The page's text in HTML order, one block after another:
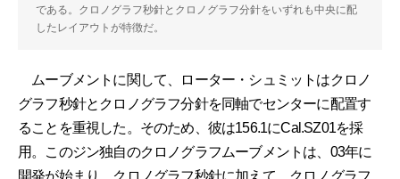
である。クロノグラフ秒針とクロノグラフ分針をいずれも中央に配
したレイアウトが特徴だ。
ムーブメントに関して、ローター・シュミットはクロノ
グラフ秒針とクロノグラフ分針を同軸でセンターに配置す
ることを重視した。そのため、彼は156.1にCal.SZ01を採
用。このジン独自のクロノグラフムーブメントは、03年に